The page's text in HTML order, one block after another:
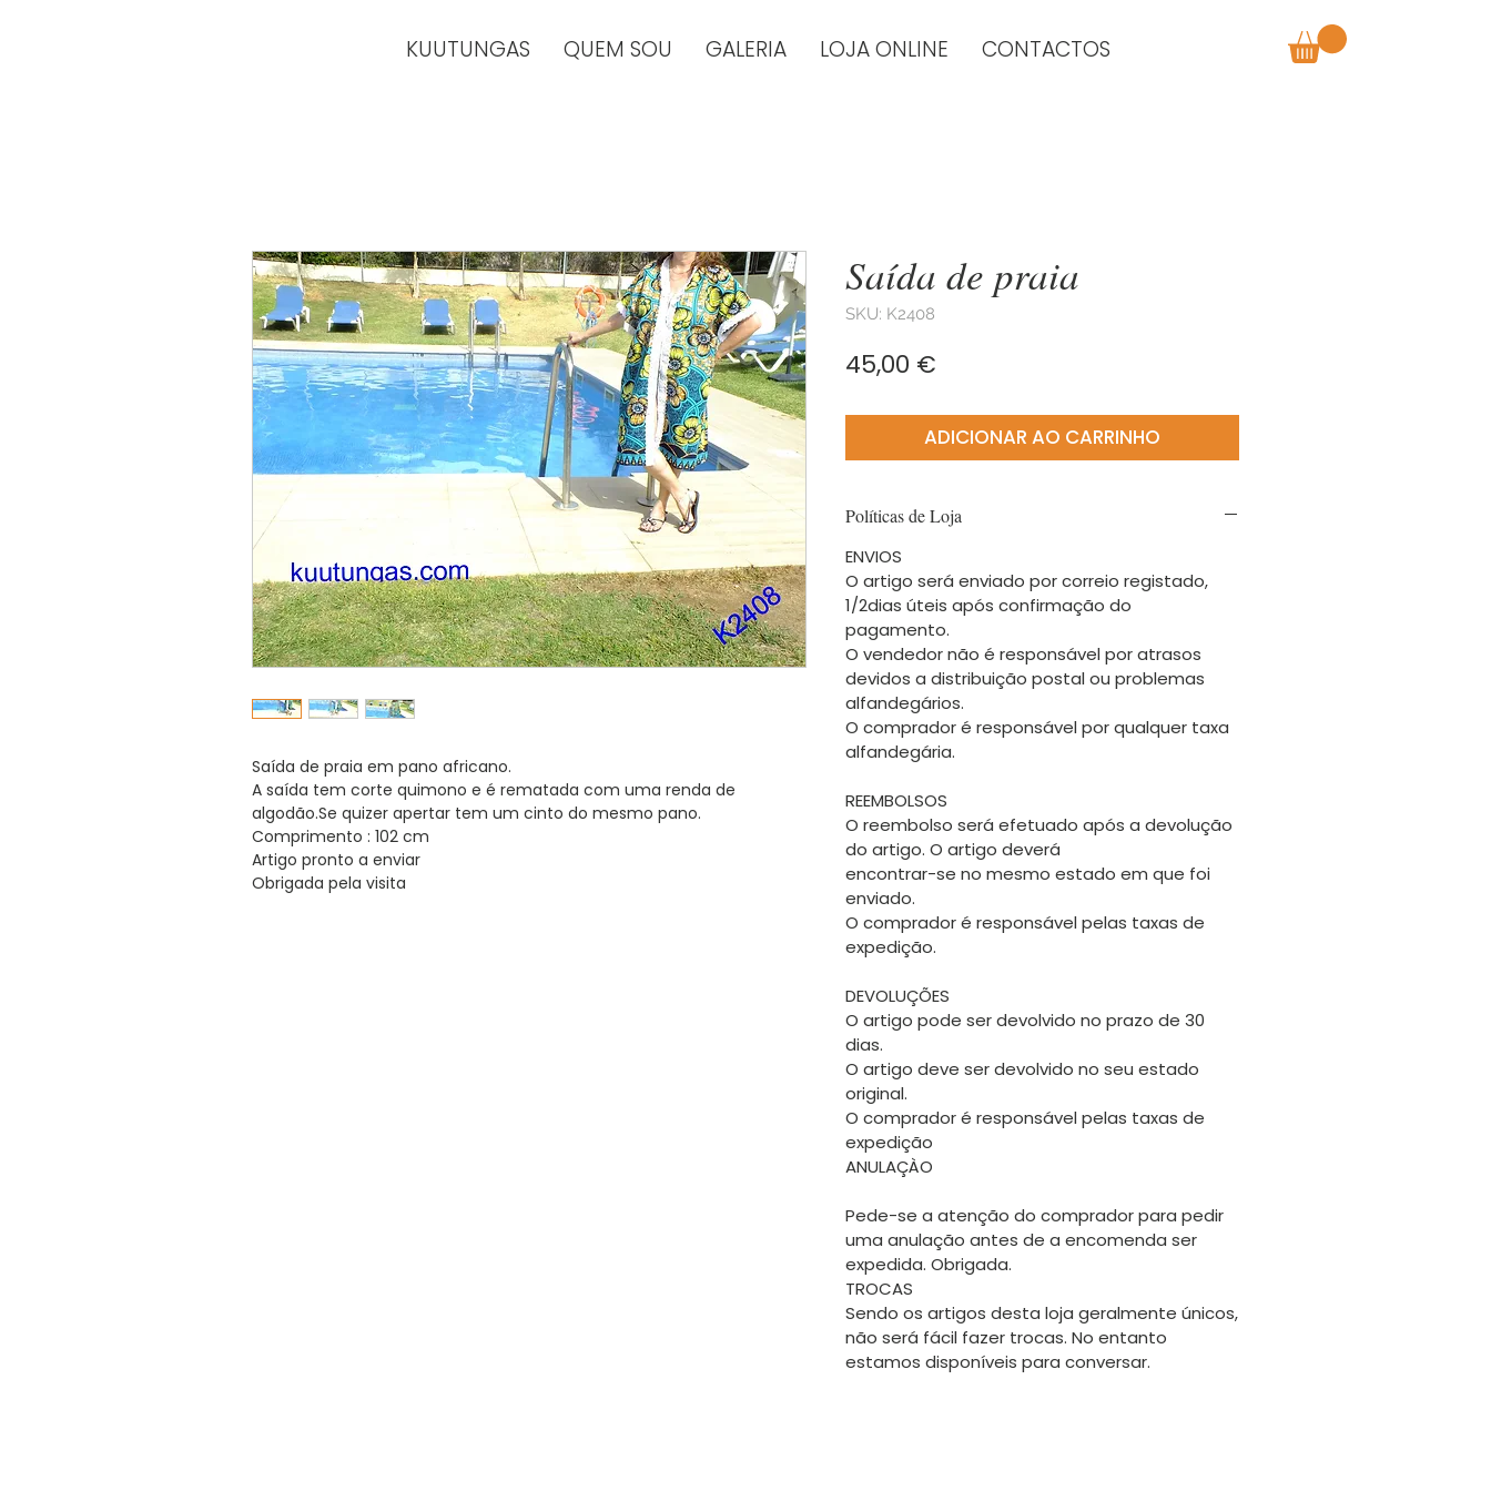
KUUTUNGAS QUEM SOU GALERIA LOJA ONLINE CONTACTOS
Saída de praia em pano africano.
A saída tem corte quimono e é rematada com uma renda de
algodão.Se quizer apertar tem um cinto do mesmo pano.
Comprimento : 102 cm
Artigo pronto a enviar
Obrigada pela visita
Saída de praia
SKU: K2408
45,00 €
ADICIONAR AO CARRINHO
Políticas de Loja
ENVIOS
O artigo será enviado por correio registado,
1/2dias úteis após confirmação do
pagamento.
O vendedor não é responsável por atrasos
devidos a distribuição postal ou problemas
alfandegários.
O comprador é responsável por qualquer taxa
alfandegária.
REEMBOLSOS
O reembolso será efetuado após a devolução
do artigo. O artigo deverá
encontrar-se no mesmo estado em que foi
enviado.
O comprador é responsável pelas taxas de
expedição.
DEVOLUÇÕES
O artigo pode ser devolvido no prazo de 30
dias.
O artigo deve ser devolvido no seu estado
original.
O comprador é responsável pelas taxas de
expedição
ANULAÇÀO
Pede-se a atenção do comprador para pedir
uma anulação antes de a encomenda ser
expedida. Obrigada.
TROCAS
Sendo os artigos desta loja geralmente únicos,
não será fácil fazer trocas. No entanto
estamos disponíveis para conversar.